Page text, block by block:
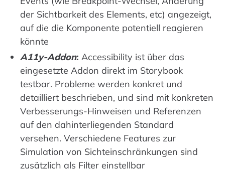
der Sichtbarkeit des Elements, etc) angezeigt,
auf die die Komponente potentiell reagieren
könnte
A11y-Addon: Accessibility ist über das
eingesetzte Addon direkt im Storybook
testbar. Probleme werden konkret und
detailliert beschrieben, und sind mit konkreten
Verbesserungs-Hinweisen und Referenzen
auf den dahinterliegenden Standard
versehen. Verschiedene Features zur
Simulation von Sichteinschränkungen sind
zusätzlich als Filter einstellbar